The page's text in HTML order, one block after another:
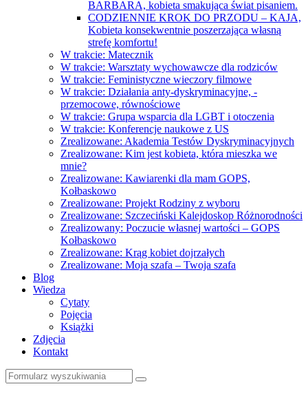
BARBARA, kobieta smakująca świat pisaniem.
CODZIENNIE KROK DO PRZODU – KAJA,
Kobieta konsekwentnie poszerzająca własną
strefę komfortu!
W trakcie: Matecznik
W trakcie: Warsztaty wychowawcze dla rodziców
W trakcie: Feministyczne wieczory filmowe
W trakcie: Działania anty-dyskryminacyjne, -
przemocowe, równościowe
W trakcie: Grupa wsparcia dla LGBT i otoczenia
W trakcie: Konferencje naukowe z US
Zrealizowane: Akademia Testów Dyskryminacyjnych
Zrealizowane: Kim jest kobieta, która mieszka we
mnie?
Zrealizowane: Kawiarenki dla mam GOPS,
Kołbaskowo
Zrealizowane: Projekt Rodziny z wyboru
Zrealizowane: Szczeciński Kalejdoskop Różnorodności
Zrealizowany: Poczucie własnej wartości – GOPS
Kołbaskowo
Zrealizowane: Krąg kobiet dojrzałych
Zrealizowane: Moja szafa – Twoja szafa
Blog
Wiedza
Cytaty
Pojęcia
Książki
Zdjęcia
Kontakt
Szukaj